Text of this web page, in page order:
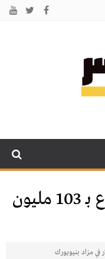
لوحة للرسام بيكاسو تباع بـ 103 مليون